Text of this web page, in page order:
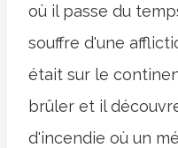
où il passe du
souffre d'une
était sur le
brûler et il
d'incendie où un